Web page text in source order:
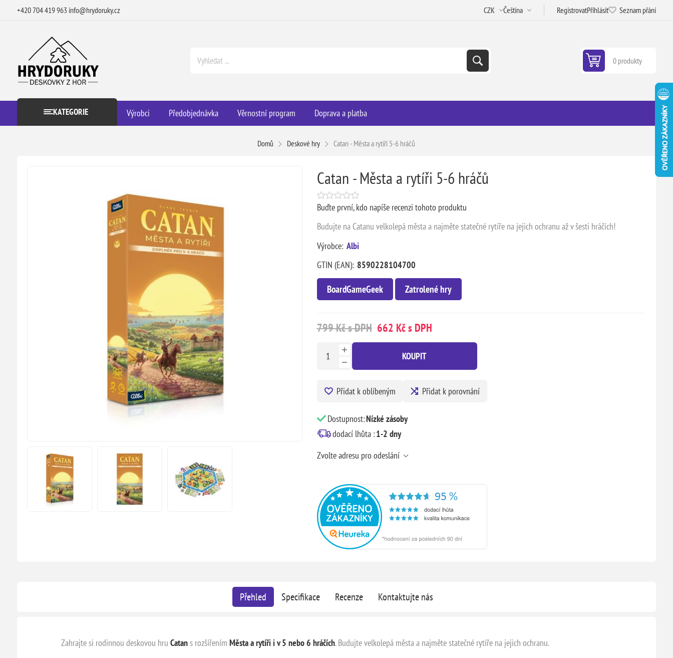
+420 704 419 963 info@hrydoruky.cz RegistrovatPřihlásit Seznam přání
0 produkty
KATEGORIE Výrobci Předobjednávka Věrnostní program Doprava a platba
Domů Deskové hry Catan - Města a rytíři 5-6 hráčů
Catan - Města a rytíři 5-6 hráčů
Buďte první, kdo napíše recenzi tohoto produktu
Budujte na Catanu velkolepá města a najměte statečné rytíře na jejich ochranu až v šesti hráčích!
Výrobce: Albi
GTIN (EAN): 8590228104700
BoardGameGeek Zatrolené hry
799 Kč s DPH 662 Kč s DPH
KOUPIT
Přidat k oblíbeným Přidat k porovnání
Dostupnost:Nízké zásoby
dodací lhůta :1-2 dny
Zvolte adresu pro odeslání
Přehled Specifikace Recenze Kontaktujte nás
Zahrajte si rodinnou deskovou hru Catans rozšířením Města a rytíři i v 5 nebo 6 hráčích. Budujte velkolepá města a najměte statečné rytíře na jejich ochranu.